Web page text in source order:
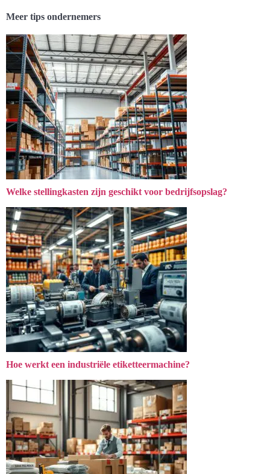
Meer tips ondernemers
Welke stellingkasten zijn geschikt voor bedrijfsopslag?
Hoe werkt een industriële etiketteermachine?